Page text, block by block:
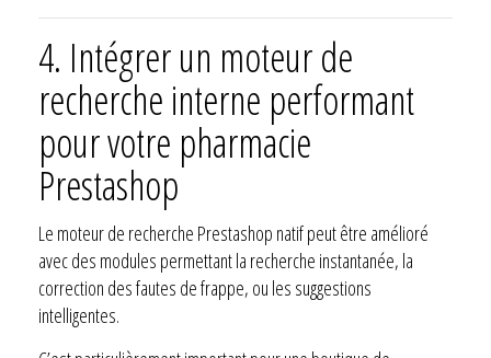
4. Intégrer un moteur de
recherche interne performant
pour votre pharmacie
Prestashop
Le moteur de recherche Prestashop natif peut être amélioré
avec des modules permettant la recherche instantanée, la
correction des fautes de frappe, ou les suggestions
intelligentes.